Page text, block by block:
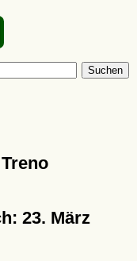
Suchen
23. März